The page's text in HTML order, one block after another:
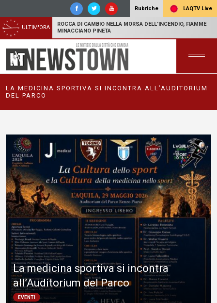
Rubriche LAQTV Live
ULTIM'ORA
ROCCA DI CAMBIO NELLA MORSA DELL'INCENDIO, FIAMME
MINACCIANO PINETA
LA MEDICINA SPORTIVA SI INCONTRA ALL’AUDITORIUM
DEL PARCO
La medicina sportiva si incontra
all’Auditorium del Parco
EVENTI